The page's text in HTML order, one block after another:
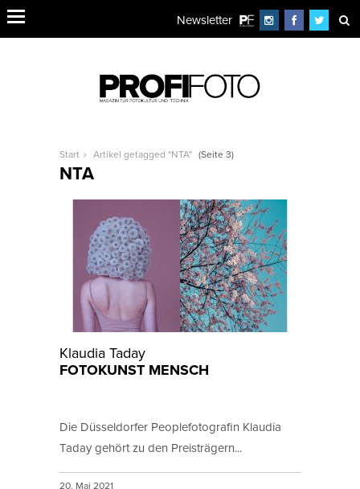
Newsletter
Start Artikel getagged "NTA" (Seite 3)
NTA
Klaudia Taday
FOTOKUNST MENSCH
Die Düsseldorfer Peoplefotografin Klaudia
Taday gehört zu den Preisträgern...
20. Mai 2021